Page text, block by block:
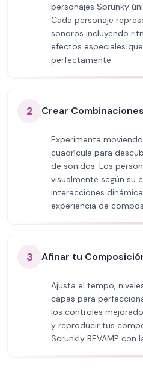
personajes Sprunky
Cada personaje
sonoros incluyendo
efectos especiales
perfectamente.
2 Crear
Experimenta
cuadrícula para
de sonidos. Los
visualmente según su
interacciones
experiencia de
3 Afinar tu
Ajusta el tempo,
capas para
los controles
y reproducir tus
Scrunkly REVAMP con